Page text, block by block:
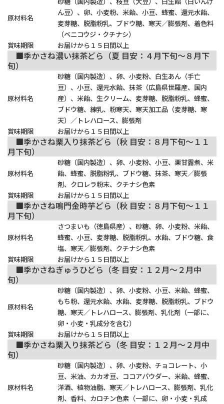
原材料名
ん豆）、卵、小麦粉、米飴、小豆、蜂蜜、還元水飴、
麦芽糖、脱脂粉乳、ブドウ糖、寒天／膨張剤、着色料
（ベニコウジ・クチナシ）
賞味期限
お届けから１５日間以上
■季かさね濃い抹茶どら（夏 目安：４月下旬～８月下
旬）
原材料名
砂糖（国内製造）、卵、小麦粉、白生あん（手亡
豆）、小豆、還元水飴、抹茶（広島県世羅産、国内
産）、米飴、生クリーム、麦芽糖、脱脂粉乳、蜂蜜、
ブドウ糖、練乳、粉寒天、寒天加工品（麦芽糖、寒
天）／トレハロース、膨張剤
賞味期限
お届けから１５日間以上
■季かさね栗入り抹茶どら（秋 目安：８月下旬～１１
月下旬）
原材料名
砂糖（国内製造）、卵、小麦粉、小豆、栗甘露煮、米
飴、蜂蜜、脱脂粉乳、ブドウ糖、抹茶、寒天／膨張
剤、クロレラ粉末、クチナシ色素
賞味期限
お届けから１５日間以上
■季かさね鳴門金時芋どら（秋 目安：８月下旬～１１
月下旬）
原材料名
さつまいも（徳島県産）、砂糖、卵、小麦粉、米飴、
蜂蜜、小豆、麦芽糖、脱脂粉乳、水飴、ブドウ糖、食
塩、寒天／膨張剤、クチナシ色素
賞味期限
お届けから１５日間以上
■季かさねぎゅうひどら（冬 目安：１２月～２月中
旬）
原材料名
砂糖（国内製造）、卵、小麦粉、小豆、米飴、蜂蜜、
もち粉、還元水飴、水飴、麦芽糖、脱脂粉乳、ブドウ
糖、寒天／トレハロース、膨張剤、乳化剤（一部に、
卵・小麦・乳成分を含む）
賞味期限
お届けから１５日間以上
■季かさね栗入り抹茶どら（冬 目安：１２月～２月中
旬）
原材料名
砂糖（国内製造）、卵、小麦粉、チョコレート、小
豆、米油、カカオ豆、ココアパウダー、米飴、蜂蜜、
洋酒、植物油脂、寒天／トレハロース、膨張剤、乳化
剤、香料、カロチン色素（一部に、卵・小麦・乳成